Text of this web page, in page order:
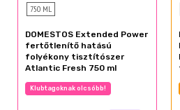
750 ML
DOMESTOS Extended Power
fertőtlenítő hatású
folyékony tisztítószer
Atlantic Fresh 750 ml
Klubtagoknak olcsóbb!